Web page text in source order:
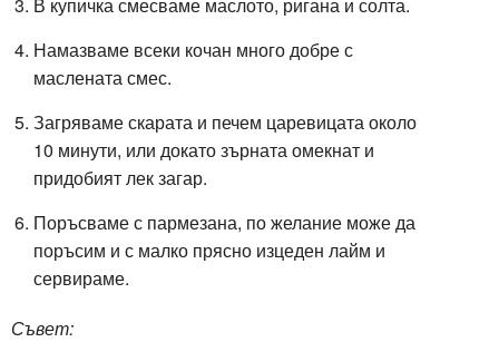
Намазваме всеки кочан много добре с
маслената смес.
Загряваме скарата и печем царевицата около
10 минути, или докато зърната омекнат и
придобият лек загар.
Поръсваме с пармезана, по желание може да
поръсим и с малко прясно изцеден лайм и
сервираме.
Съвет: